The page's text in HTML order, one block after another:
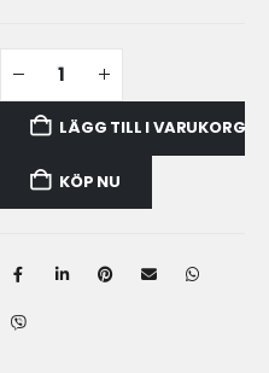
LÄGG TILL I VARUKORG
KÖP NU